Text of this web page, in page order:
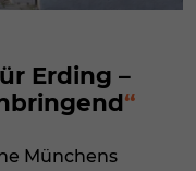
Erding –
Münchens